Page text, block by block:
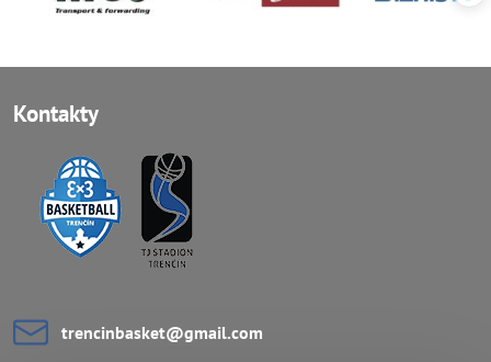
Kontakty
trencinbasket​@gmail​.com